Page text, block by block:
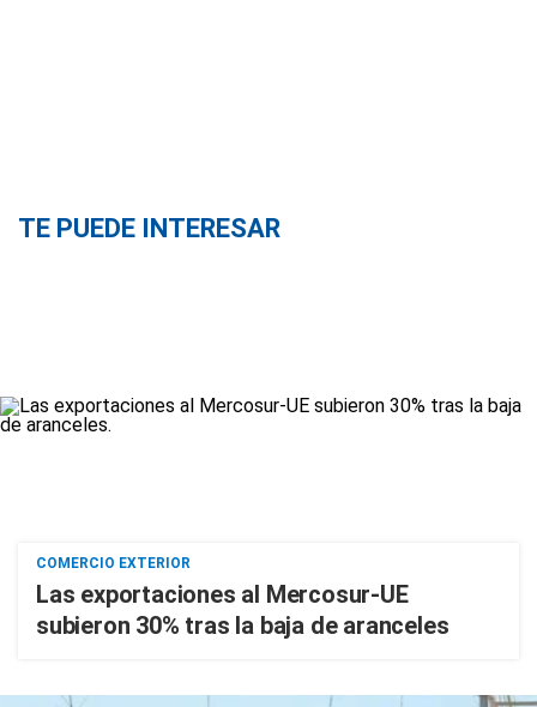
TE PUEDE INTERESAR
COMERCIO EXTERIOR
Las exportaciones al Mercosur-UE
subieron 30% tras la baja de aranceles